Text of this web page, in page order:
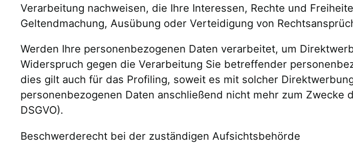
Verarbeitung nachweisen, die Ihre Interessen, Rechte und
Geltendmachung, Ausübung oder Verteidigung von
Werden Ihre personenbezogenen Daten verarbeitet, um
Widerspruch gegen die Verarbeitung Sie betreffender
dies gilt auch für das Profiling, soweit es mit solcher
personenbezogenen Daten anschließend nicht mehr zum
DSGVO).
Beschwerderecht bei der zuständigen Aufsichtsbehörde